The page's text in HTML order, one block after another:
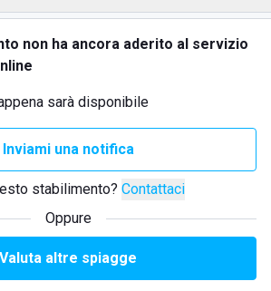
non ha ancora aderito al servizio
sarà disponibile
Inviami una notifica
stabilimento? Contattaci
Oppure
Valuta altre spiagge